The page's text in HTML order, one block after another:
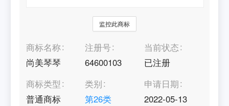
监控此商标
商标名称
尚美琴琴
注册号
64600103
当前状态
已注册
商标类型
普通商标
类别
第26类
申请日期
2022-05-13